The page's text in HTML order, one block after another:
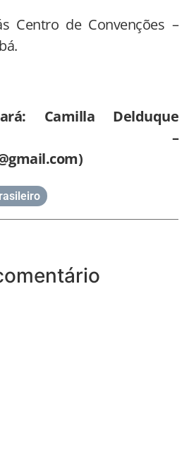
Centro de Convenções –
Camilla Delduque
–